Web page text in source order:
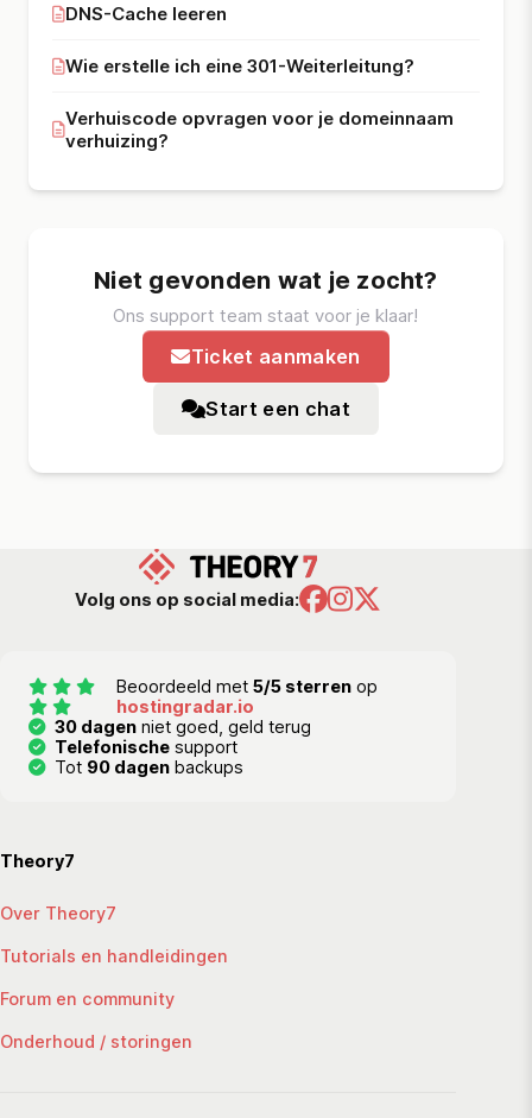
DNS-Cache leeren
Wie erstelle ich eine 301-Weiterleitung?
Verhuiscode opvragen voor je domeinnaam
verhuizing?
Niet gevonden wat je zocht?
Ons support team staat voor je klaar!
Ticket aanmaken
Start een chat
Volg ons op social media:
Beoordeeld met 5/5 sterrenop
hostingradar.io
30 dagen niet goed, geld terug
Telefonische support
Tot 90 dagen backups
Theory7
Over Theory7
Tutorials en handleidingen
Forum en community
Onderhoud / storingen